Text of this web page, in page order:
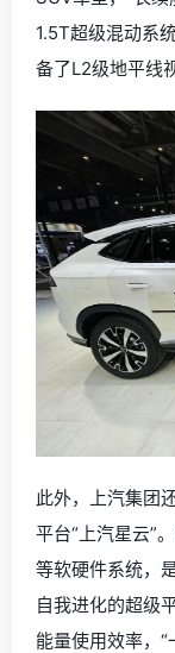
1.5T超级混动系
备了L2级地平线
此外，上汽集团
平台“上汽星云”
等软硬件系统，
自我进化的超级
能量使用效率，